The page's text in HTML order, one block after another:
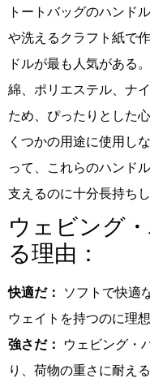
トートバッグのハンド
や洗えるクラフト紙で
ドルが最も人気がある
綿、ポリエステル、ナ
ため、ぴったりとした
くつかの用途に使用し
って、これらのハンド
支えるのに十分長持ちし
ウェビング
る理由：
快適だ：
ソフトで快適
ウェイトを持つのに理想
強さだ：
ウェビング・
り、荷物の重さに耐え